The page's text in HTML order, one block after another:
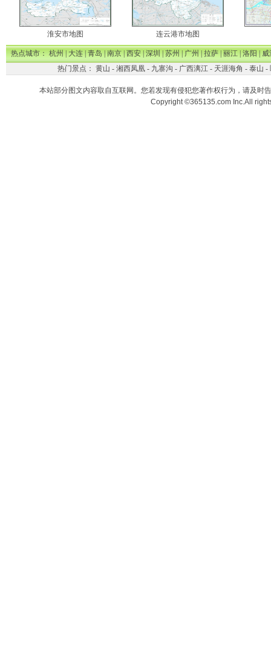
淮安市地图 连云港市地图
热点城市：杭州|大连|青岛|南京|西安|深圳|苏州|广州|拉萨|丽江|洛阳|威
热门景点： 黄山 - 湘西凤凰- 九寨沟 - 广西漓江- 天涯海角 - 泰山 -
本站部分图文内容取自互联网。您若发现有侵犯您著作权行为，请及时
Copyright ©365135.com Inc.All